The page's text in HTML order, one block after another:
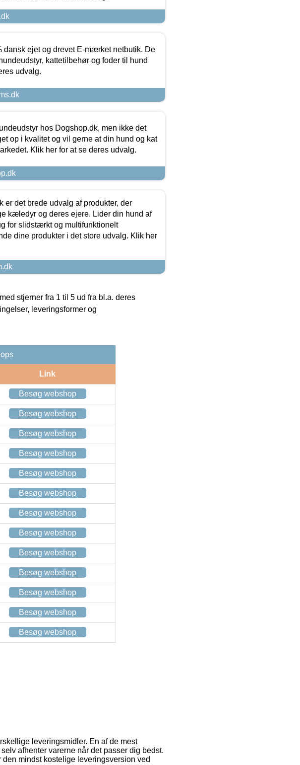
dansk ejet og drevet E-mærket netbutik. De
kattetilbehør og foder til hund
udvalg.
hos Dogshop.dk, men ikke det
op i kvalitet og vil gerne at din hund og kat
Klik her for at se deres udvalg.
er det brede udvalg af produkter, der
kæledyr og deres ejere. Lider din hund af
for slidstærkt og multifunktionelt
dine produkter i det store udvalg. Klik her
stjerner fra 1 til 5 ud fra bl.a. deres
leveringsformer og
Link
Besøg webshop
Besøg webshop
Besøg webshop
Besøg webshop
Besøg webshop
Besøg webshop
Besøg webshop
Besøg webshop
Besøg webshop
Besøg webshop
Besøg webshop
Besøg webshop
Besøg webshop
leveringsmidler. En af de mest
afhenter varerne når det passer dig bedst.
mindst kostelige leveringsversion ved